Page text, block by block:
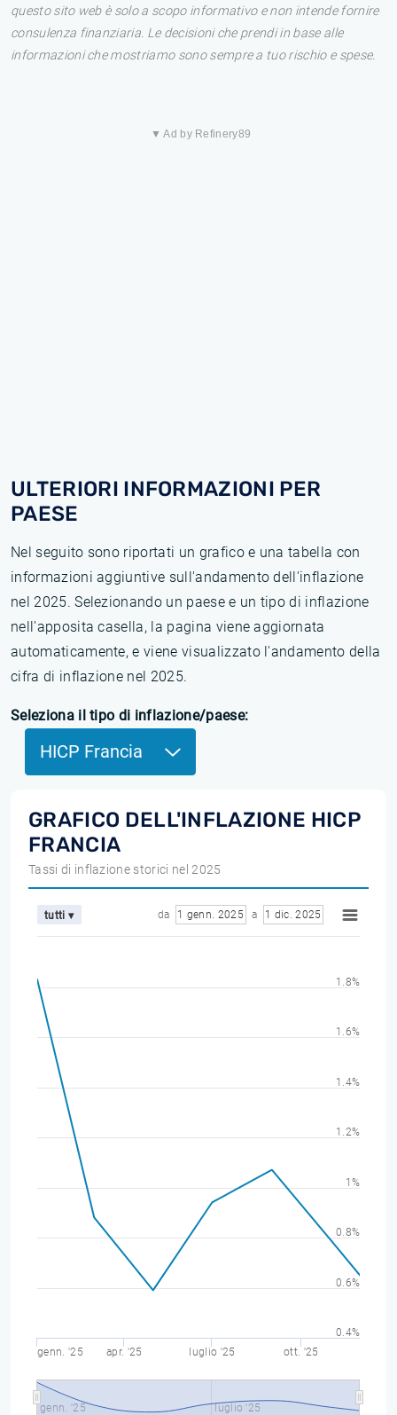
questo sito web è solo a scopo informativo e non intende fornire
consulenza finanziaria. Le decisioni che prendi in base alle
informazioni che mostriamo sono sempre a tuo rischio e spese.
▼ Ad by Refinery89
ULTERIORI INFORMAZIONI PER
PAESE
Nel seguito sono riportati un grafico e una tabella con
informazioni aggiuntive sull'andamento dell'inflazione
nel 2025. Selezionando un paese e un tipo di inflazione
nell'apposita casella, la pagina viene aggiornata
automaticamente, e viene visualizzato l'andamento della
cifra di inflazione nel 2025.
Seleziona il tipo di inflazione/paese:
HICP Francia
GRAFICO DELL'INFLAZIONE HICP
FRANCIA
Tassi di inflazione storici nel 2025
tutti ▾ da 1 genn. 2025 a 1 dic. 2025
genn. '25 apr. '25 luglio '25 ott. '25
genn. '25 luglio '25
0.4%
0.6%
0.8%
1%
1.2%
1.4%
1.6%
1.8%